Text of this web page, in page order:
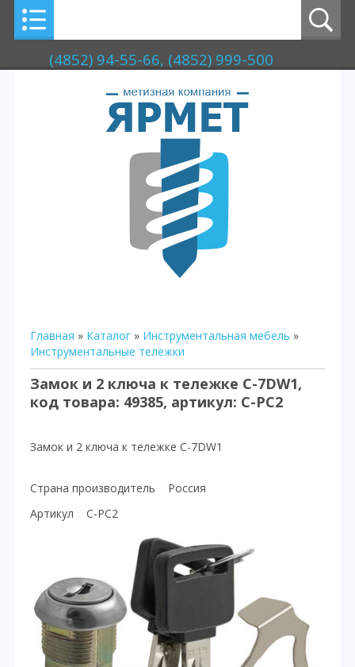
(4852) 94-55-66, (4852) 999-500
Главная » Каталог » Инструментальная мебель »
Инструментальные тележки
Замок и 2 ключа к тележке C-7DW1,
код товара: 49385, артикул: C-PC2
Замок и 2 ключа к тележке C-7DW1
Страна производитель Россия
Артикул C-PC2